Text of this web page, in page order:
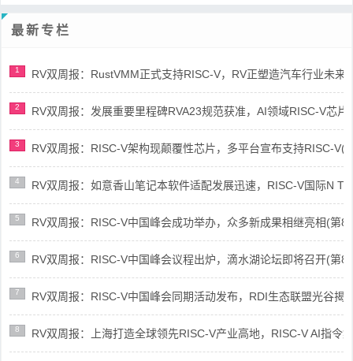
最新专栏
1 RV双周报：RustVMM正式支持RISC-V，RV正塑造汽车行业未来
2 RV双周报：发展重要里程碑RVA23规范获准，AI领域RISC-V芯
3 RV双周报：RISC-V架构现颠覆性芯片，多平台宣布支持RISC-V(
4 RV双周报：如意香山笔记本软件适配发展迅速，RISC-V国际N
5 RV双周报：RISC-V中国峰会成功举办，众多新成果相继亮相(第
6 RV双周报：RISC-V中国峰会议程出炉，滴水湖论坛即将召开(第
7 RV双周报：RISC-V中国峰会同期活动发布，RDI生态联盟光谷揭
8 RV双周报：上海打造全球领先RISC-V产业高地，RISC-V AI指令